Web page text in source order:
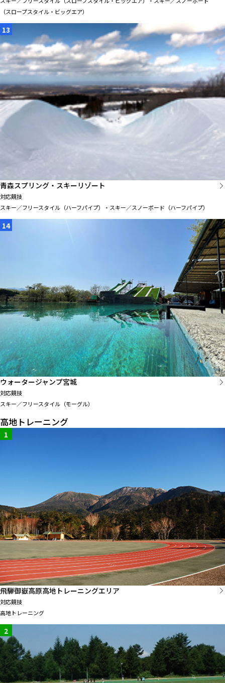
（スロープスタイル・ビッグエア）
13
青森スプリング・スキーリゾート
対応競技
スキー／フリースタイル（ハーフパイプ）・スキー／スノーボード（ハーフパイプ）
14
ウォータージャンプ宮城
対応競技
スキー／フリースタイル（モーグル）
高地トレーニング
1
飛騨御嶽高原高地トレーニングエリア
対応競技
高地トレーニング
2